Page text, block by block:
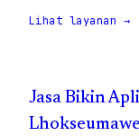
Lihat layanan →
Jasa Bikin
Lhokseumawe